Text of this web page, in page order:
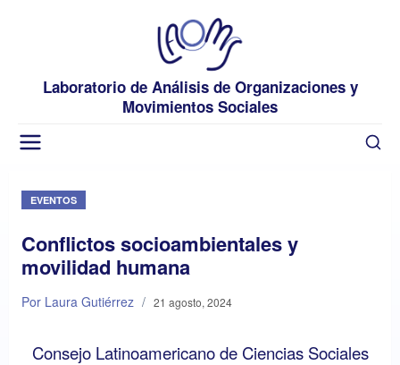
Laboratorio de Análisis de Organizaciones y
Movimientos Sociales
EVENTOS
Conflictos socioambientales y
movilidad humana
Por Laura Gutiérrez / 21 agosto, 2024
Consejo Latinoamericano de Ciencias Sociales